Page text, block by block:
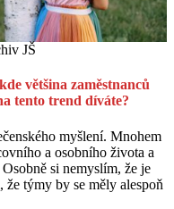
JŠ
většina zaměstnanců
tento trend díváte?
myšlení. Mnohem
a osobního života a
si nemyslím, že je
že týmy by se měly alespoň